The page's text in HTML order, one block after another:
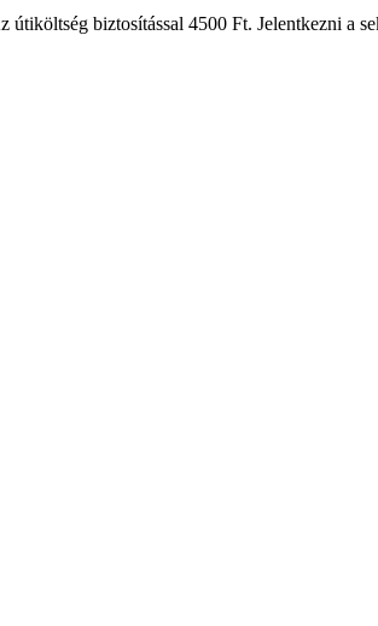
biztosítással 4500 Ft. Jelentkezni a